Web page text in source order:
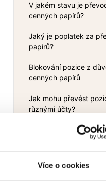
Více o cookies
V jakém stavu je
cenných papírů?
Jaký je poplatek za
papírů?
Blokování pozice z
cenných papírů
Jak mohu převést
různými účty?
Všechny